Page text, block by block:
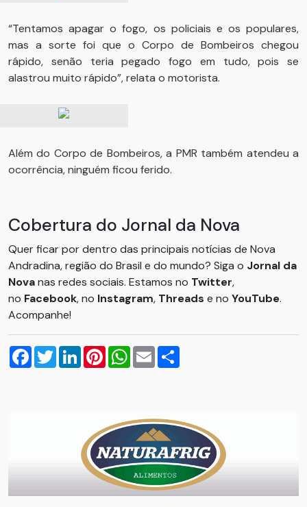
“Tentamos apagar o fogo, os policiais e os populares,
mas a sorte foi que o Corpo de Bombeiros chegou
rápido, senão teria pegado fogo em tudo, pois se
alastrou muito rápido”, relata o motorista.
Além do Corpo de Bombeiros, a PMR também atendeu a
ocorrência, ninguém ficou ferido.
Cobertura do Jornal da Nova
Quer ficar por dentro das principais notícias de Nova
Andradina, região do Brasil e do mundo? Siga o Jornal da
Novanas redes sociais. Estamos no Twitter,
no Facebook, no Instagram, Threads e no YouTube.
Acompanhe!
Facebook
TwitterLinkedInPinterestWhatsApp
Email